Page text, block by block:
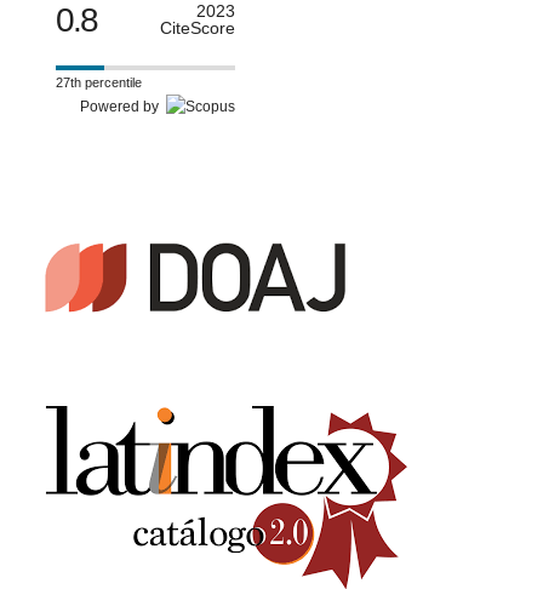
0.8
2023
CiteScore
27th percentile
Powered by